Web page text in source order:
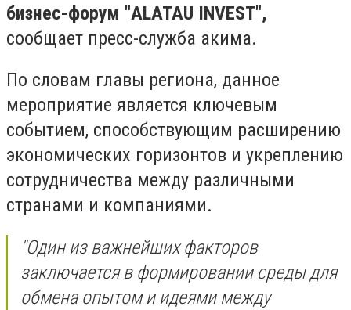
бизнес-форум "ALATAU INVEST",
сообщает пресс-служба акима.
По словам главы региона, данное
мероприятие является ключевым
событием, способствующим расширению
экономических горизонтов и укреплению
сотрудничества между различными
странами и компаниями.
​"Один из важнейших факторов
заключается в формировании среды для
обмена опытом и идеями между